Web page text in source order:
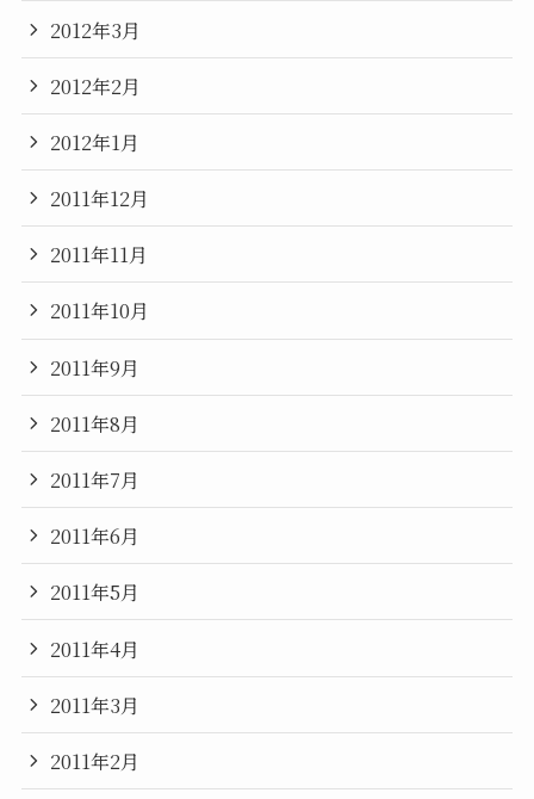
2012年3月
2012年2月
2012年1月
2011年12月
2011年11月
2011年10月
2011年9月
2011年8月
2011年7月
2011年6月
2011年5月
2011年4月
2011年3月
2011年2月